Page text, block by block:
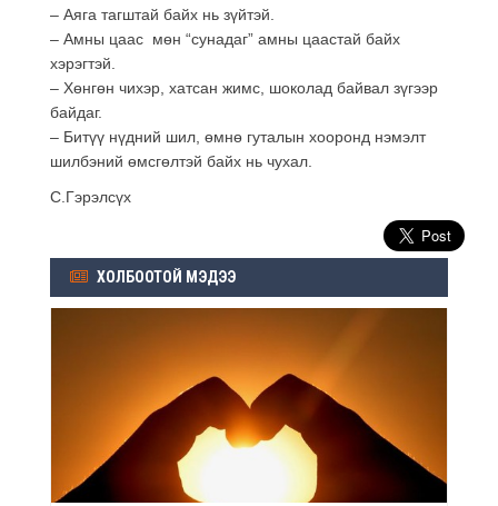
– Аяга тагштай байх нь зүйтэй.
– Амны цаас мөн “сунадаг” амны цаастай байх
хэрэгтэй.
– Хөнгөн чихэр, хатсан жимс, шоколад байвал зүгээр
байдаг.
– Битүү нүдний шил, өмнө гуталын хооронд нэмэлт
шилбэний өмсгөлтэй байх нь чухал.
С.Гэрэлсүх
ХОЛБООТОЙ МЭДЭЭ